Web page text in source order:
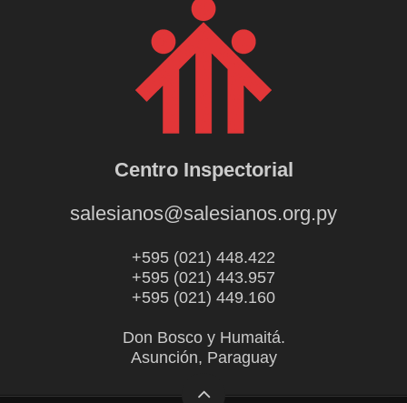
Centro Inspectorial
salesianos@salesianos.org.py
+595 (021) 448.422
+595 (021) 443.957
+595 (021) 449.160
Don Bosco y Humaitá.
Asunción, Paraguay